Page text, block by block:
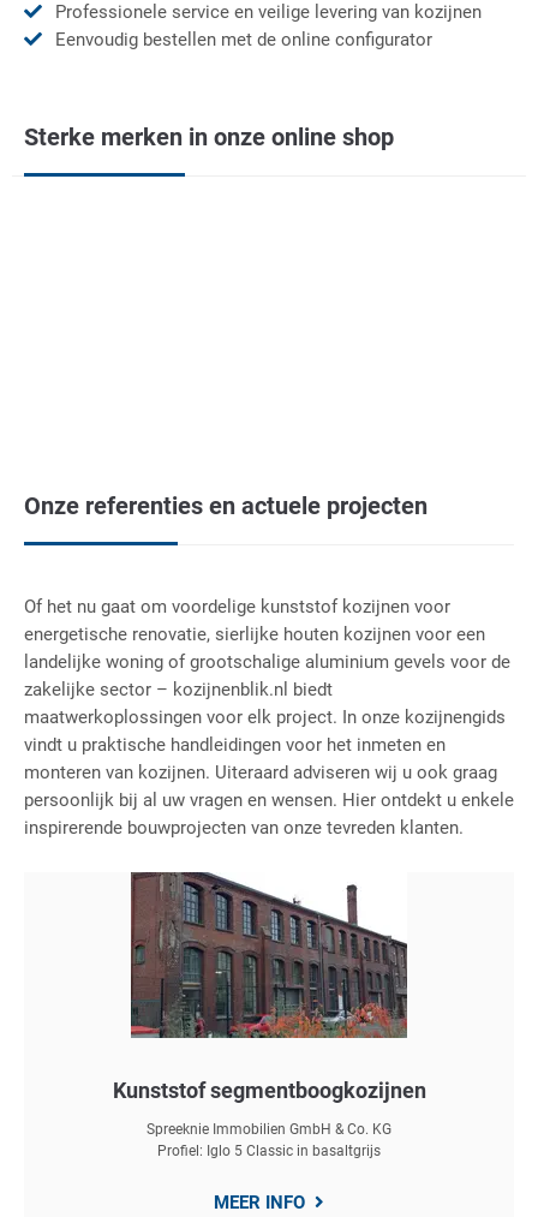
Professionele service en veilige levering van kozijnen
Eenvoudig bestellen met de online configurator
Sterke merken in onze online shop
Onze referenties en actuele projecten
Of het nu gaat om voordelige kunststof kozijnen voor
energetische renovatie, sierlijke houten kozijnen voor een
landelijke woning of grootschalige aluminium gevels voor de
zakelijke sector – kozijnenblik.nl biedt
maatwerkoplossingen voor elk project. In onze kozijnengids
vindt u praktische handleidingen voor het inmeten en
monteren van kozijnen. Uiteraard adviseren wij u ook graag
persoonlijk bij al uw vragen en wensen. Hier ontdekt u enkele
inspirerende bouwprojecten van onze tevreden klanten.
Kunststof segmentboogkozijnen
Spreeknie Immobilien GmbH & Co. KG
Profiel: Iglo 5 Classic in basaltgrijs
MEER INFO